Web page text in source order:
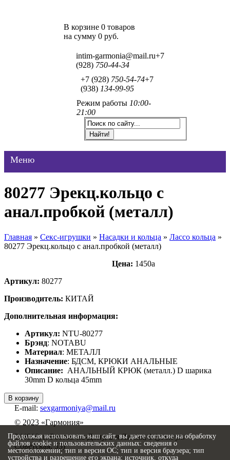
В корзине 0 товаров
на сумму 0 руб.
intim-garmonia@mail.ru+7
(928) 750-44-34
+7 (928) 750-54-74+7
(938) 134-99-95
Режим работы 10:00-
21:00
Меню
80277 Эрекц.кольцо с
анал.пробкой (металл)
Главная » Секс-игрушки » Насадки и кольца » Лассо кольца »
80277 Эрекц.кольцо с анал.пробкой (металл)
Цена: 1450a
Артикул: 80277
Производитель: КИТАЙ
Дополнительная информация:
Артикул: NTU-80277
Брэнд: NOTABU
Материал: МЕТАЛЛ
Назначение: БДСМ, КРЮКИ АНАЛЬНЫЕ
Описание: АНАЛЬНЫЙ КРЮК (металл.) D шарика
30mm D кольца 45mm
В корзину
E-mail: sexgarmoniya@mail.ru
© 2023 «Гармония»
344019, г.Ростов-на-Дону,2-я Линия, 1 (угол ул.
Советская, 53)
Продолжая использовать наш сайт, вы даете согласие на обработку
файлов cookie и пользовательских данных: сведения о
местоположении; тип и версия ОС; тип и версия браузера; тип
устройства и разрешение его экрана; источник, откуда